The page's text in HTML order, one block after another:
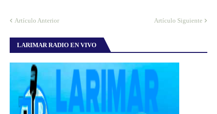
Artículo Anterior Artículo Siguiente
LARIMAR RADIO EN VIVO